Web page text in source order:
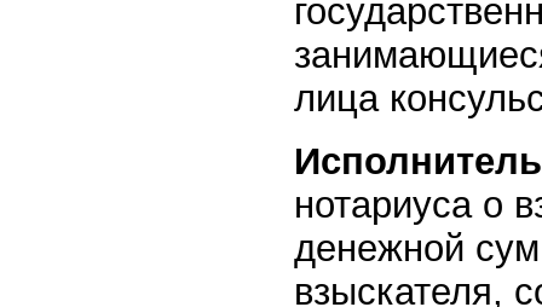
лица
нотариуса о
денежной
взыскателя,